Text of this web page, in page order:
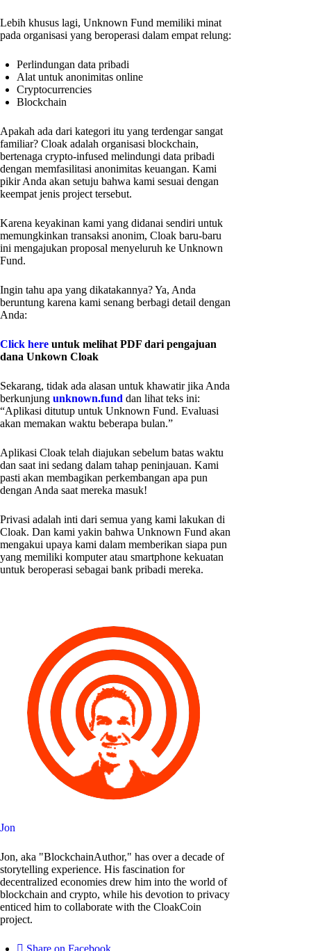
Lebih khusus lagi, Unknown Fund memiliki minat
pada organisasi yang beroperasi dalam empat relung:
Perlindungan data pribadi
Alat untuk anonimitas online
Cryptocurrencies
Blockchain
Apakah ada dari kategori itu yang terdengar sangat
familiar? Cloak adalah organisasi blockchain,
bertenaga crypto-infused melindungi data pribadi
dengan memfasilitasi anonimitas keuangan. Kami
pikir Anda akan setuju bahwa kami sesuai dengan
keempat jenis project tersebut.
Karena keyakinan kami yang didanai sendiri untuk
memungkinkan transaksi anonim, Cloak baru-baru
ini mengajukan proposal menyeluruh ke Unknown
Fund.
Ingin tahu apa yang dikatakannya? Ya, Anda
beruntung karena kami senang berbagi detail dengan
Anda:
Click here untuk melihat PDF dari pengajuan
dana Unkown Cloak
Sekarang, tidak ada alasan untuk khawatir jika Anda
berkunjung unknown.fund dan lihat teks ini:
“Aplikasi ditutup untuk Unknown Fund. Evaluasi
akan memakan waktu beberapa bulan.”
Aplikasi Cloak telah diajukan sebelum batas waktu
dan saat ini sedang dalam tahap peninjauan. Kami
pasti akan membagikan perkembangan apa pun
dengan Anda saat mereka masuk!
Privasi adalah inti dari semua yang kami lakukan di
Cloak. Dan kami yakin bahwa Unknown Fund akan
mengakui upaya kami dalam memberikan siapa pun
yang memiliki komputer atau smartphone kekuatan
untuk beroperasi sebagai bank pribadi mereka.
Jon
Jon, aka "BlockchainAuthor," has over a decade of
storytelling experience. His fascination for
decentralized economies drew him into the world of
blockchain and crypto, while his devotion to privacy
enticed him to collaborate with the CloakCoin
project.
Share on Facebook